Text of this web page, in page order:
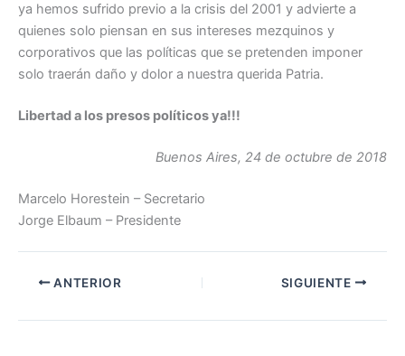
ya hemos sufrido previo a la crisis del 2001 y advierte a
quienes solo piensan en sus intereses mezquinos y
corporativos que las políticas que se pretenden imponer
solo traerán daño y dolor a nuestra querida Patria.
Libertad a los presos políticos ya!!!
Buenos Aires, 24 de octubre de 2018
Marcelo Horestein – Secretario
Jorge Elbaum – Presidente
ANTERIOR SIGUIENTE